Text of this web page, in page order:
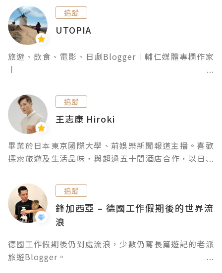
koalayip@ymail.com
#斜槓中年Koala
追蹤
UTOPIA
旅遊、飲食、電影、日劇Blogger丨輔仁媒體專欄作家
丨
omoidenomeru@gmail.com
謝謝！Instagram: 日劇筆記 歡迎follow！:)
＊You only live once＊
追蹤
王志康 Hiroki
畢業於日本東京國際大學、前娛樂新聞報道主播。喜歡
探索旅遊及生活品味，與超過五十間酒店合作，以日本
《Utravel》、《日本國家旅遊局》專欄等分享。
追蹤
鋒加西亞 – 德國工作假期後的世界流
浪
德國工作假期後仍到處流浪，少數仍寫長篇遊記的老派
旅遊Blogger。